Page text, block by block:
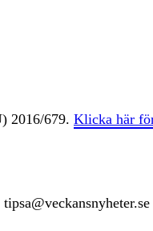
2016/679. Klicka här